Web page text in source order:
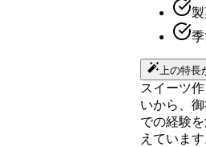
上の特
スイーツ
いから、
での経験
えていま